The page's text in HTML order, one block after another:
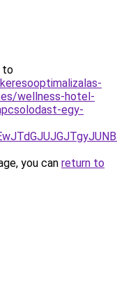
to
wellness-hotel-
egy-
you can return to